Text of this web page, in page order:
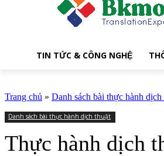
TIN TỨC & CÔNG NGHỆ
Trang chủ » Danh sách bài thực hành dịch
Danh sách bài thực hành dịch thuật
Thực hành dịch